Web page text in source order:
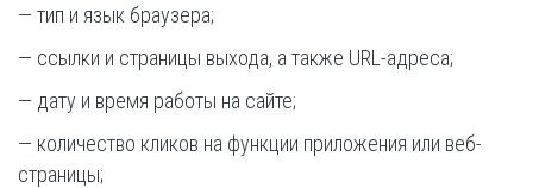
— тип и язык браузера;
— ссылки и страницы выхода, а также URL-адреса;
— дату и время работы на сайте;
— количество кликов на функции приложения или веб-
страницы;